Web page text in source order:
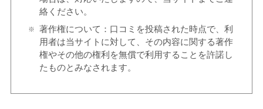
絡ください。
著作権について：口コミを投稿された時点で、利
用者は当サイトに対して、その内容に関する著作
権やその他の権利を無償で利用することを許諾し
たものとみなされます。